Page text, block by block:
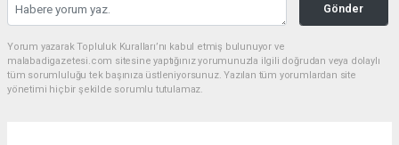
Gönder
Yorum yazarak Topluluk Kuralları’nı kabul etmiş bulunuyor ve
malabadigazetesi.com sitesine yaptığınız yorumunuzla ilgili doğrudan veya dolaylı
tüm sorumluluğu tek başınıza üstleniyorsunuz. Yazılan tüm yorumlardan site
yönetimi hiçbir şekilde sorumlu tutulamaz.